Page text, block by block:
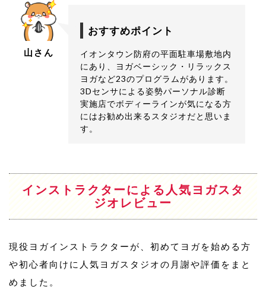
山さん
おすすめポイント
イオンタウン防府の平面駐車場敷地内
にあり、ヨガベーシック・リラックス
ヨガなど23のプログラムがあります。
3Dセンサによる姿勢パーソナル診断
実施店でボディーラインが気になる方
にはお勧め出来るスタジオだと思いま
す。
インストラクターによる人気ヨガスタ
ジオレビュー
現役ヨガインストラクターが、初めてヨガを始める方
や初心者向けに人気ヨガスタジオの月謝や評価をまと
めました。